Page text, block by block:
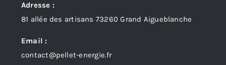
Adresse :
81 allée des artisans 73260 Grand Aigueblanche
Email :
contact@pellet-energie.fr